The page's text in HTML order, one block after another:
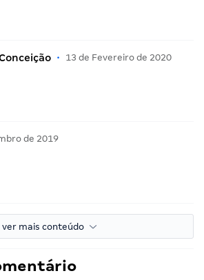
• 13 de Fevereiro de 2020
de 2019
ver mais conteúdo